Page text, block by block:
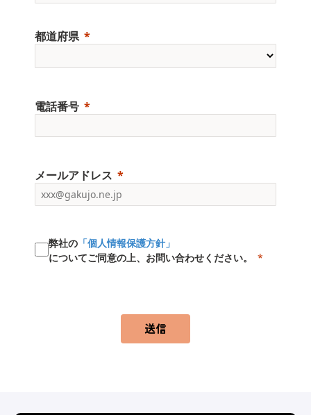
都道府県
電話番号
メールアドレス
弊社の 「個人情報保護方針」
についてご同意の上、お問い合わせください。
送信